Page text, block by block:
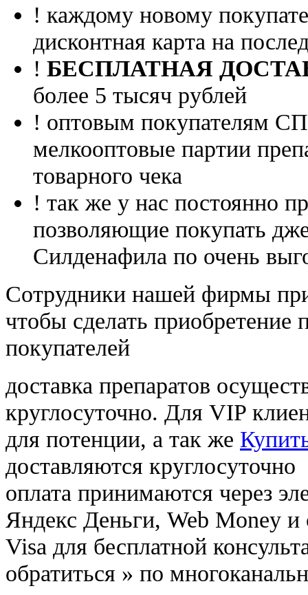
! каждому новому
дисконтная карта на
! БЕСПЛАТНАЯ
более 5 тысяч рублей
! оптовым покупателям
мелкооптовые партии
товарного чека
! так же у нас постоянно
позволяющие покупать
Силденафила по очень
Cотрудники нашей фирмы
чтобы сделать приобретение
покупателей
доставка препаратов
круглосуточно. Для VIP
для потенции, а так же
доставляются круглосуточно
оплата принимаются через
Яндекс Деньги, Web Money и
Visa для бесплатной
обратиться » по